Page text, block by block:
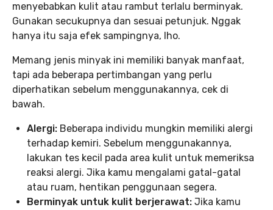
menyebabkan kulit atau rambut terlalu berminyak.
Gunakan secukupnya dan sesuai petunjuk. Nggak
hanya itu saja efek sampingnya, lho.
Memang jenis minyak ini memiliki banyak manfaat,
tapi ada beberapa pertimbangan yang perlu
diperhatikan sebelum menggunakannya, cek di
bawah.
Alergi: Beberapa individu mungkin memiliki alergi
terhadap kemiri. Sebelum menggunakannya,
lakukan tes kecil pada area kulit untuk memeriksa
reaksi alergi. Jika kamu mengalami gatal-gatal
atau ruam, hentikan penggunaan segera.
Berminyak untuk kulit berjerawat: Jika kamu